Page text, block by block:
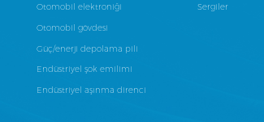
Otomobil elektroniği
Otomobil gövdesi
Güç/enerji depolama pili
Endüstriyel şok emilimi
Endüstriyel aşınma direnci
Sergiler